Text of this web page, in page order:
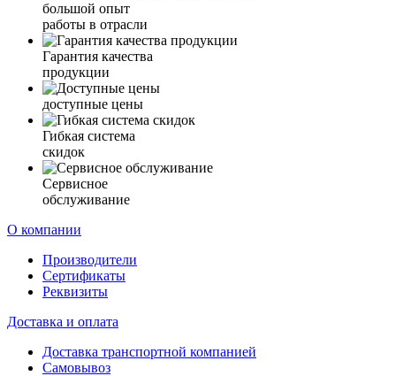
большой опыт
работы в отрасли
Гарантия качества
продукции
доступные цены
Гибкая система
скидок
Сервисное
обслуживание
О компании
Производители
Сертификаты
Реквизиты
Доставка и оплата
Доставка транспортной компанией
Самовывоз